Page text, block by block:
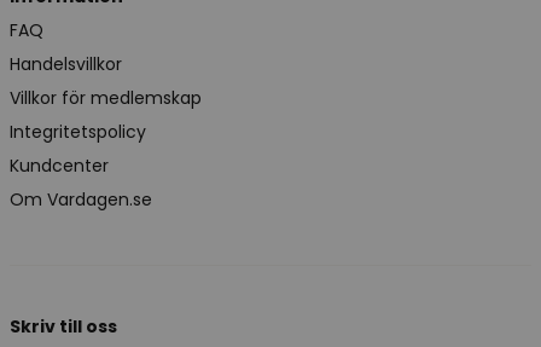
FAQ
Handelsvillkor
Villkor för medlemskap
Integritetspolicy
Kundcenter
Om Vardagen.se
Skriv till oss